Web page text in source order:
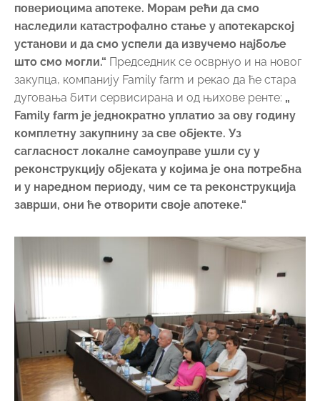
повериоцима апотеке. Морам рећи да смо
наследили катастрофално стање у апотекарској
установи и да смо успели да извучемо најбоље
што смо могли.“ Председник се осврнуо и на новог
закупца, компанију Family farm и рекао да ће стара
дуговања бити сервисирана и од њихове ренте: „
Family farm је једнократно уплатио за ову годину
комплетну закупнину за све објекте. Уз
сагласност локалне самоуправе ушли су у
реконструкцију објеката у којима је она потребна
и у наредном периоду, чим се та реконструкција
заврши, они ће отворити своје апотеке.“